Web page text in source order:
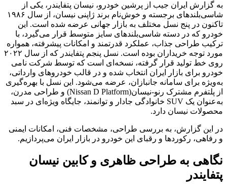
به گزارش ایران جیب از پرشین خودرو، نیسان پتفایندر، یکی از
شاسی‌بلندهای برجسته و خوش‌نام برند ژاپنی نیسان، از سال ۱۹۸۶
تاکنون در پنج نسل مختلف به بازار جهانی عرضه شده است. این
خودرو که در دسته شاسی‌بلندهای سایز متوسط قرار می‌گیرد، با
ترکیب طراحی جذاب، عملکرد قدرتمند و امکانات پیشرفته، همواره
مورد توجه خریداران بوده است. نسل پنجم پتفایندر که از سال ۲۰۲۲
روی خط تولید قرار گرفته، نسخه‌ای است که توسط شرکت نامی
خودرو برای بازار ایران انتخاب شده و در قالب خودروهای وارداتی،
به‌ویژه برای سامانه جانبازان، عرضه می‌شود. این نسل با بهره‌گیری
از پلتفرم مشترک رنو-نیسان(Nissan D Platform) و طراحی مدرن،
به‌عنوان یک SUV خانوادگی جادار و توانمند، جایگاه ویژه‌ای در سبد
محصولات نیسان دارد.
در این گزارش، به بررسی طراحی، مشخصات فنی، امکانات ایمنی
و رفاهی، رکوردها و رقبای این خودرو در بازار ایران می‌پردازیم.
نگاهی به طراحی ظاهری و کابین نیسان
پتفایندر